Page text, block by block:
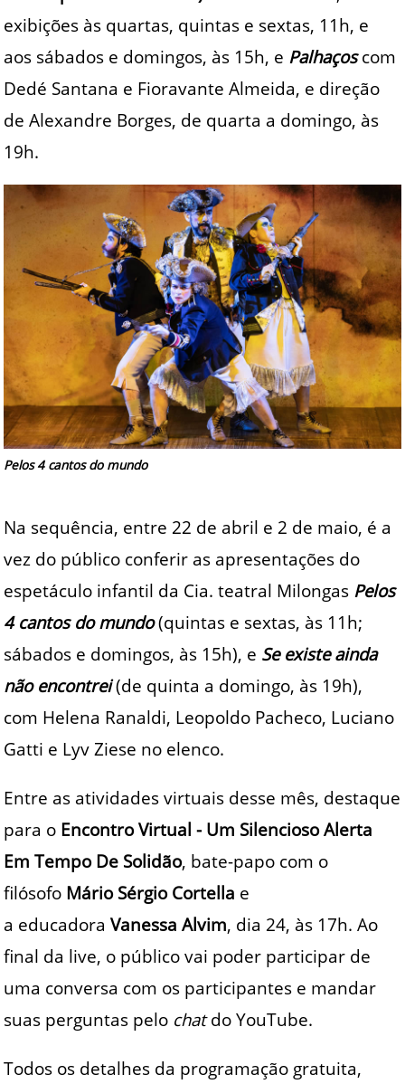
exibições às quartas, quintas e sextas, 11h, e
aos sábados e domingos, às 15h, e Palhaçoscom
Dedé Santana e Fioravante Almeida, e direção
de Alexandre Borges, de quarta a domingo, às
19h.
Pelos 4 cantos do mundo
Na sequência, entre 22 de abril e 2 de maio, é a
vez do público conferir as apresentações do
espetáculo infantil da Cia. teatral Milongas Pelos
4 cantos do mundo(quintas e sextas, às 11h;
sábados e domingos, às 15h), e Se existe ainda
não encontrei(de quinta a domingo, às 19h),
com Helena Ranaldi, Leopoldo Pacheco, Luciano
Gatti e Lyv Ziese no elenco.
Entre as atividades virtuais desse mês, destaque
para o Encontro Virtual - Um Silencioso Alerta
Em Tempo De Solidão, bate-papo com o
filósofo Mário Sérgio Cortella e
a educadoraVanessa Alvim, dia 24, às 17h. Ao
final da live, o público vai poder participar de
uma conversa com os participantes e mandar
suas perguntas pelo chatdo YouTube.
Todos os detalhes da programação gratuita,